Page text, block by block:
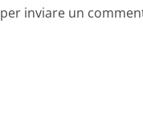
per inviare un